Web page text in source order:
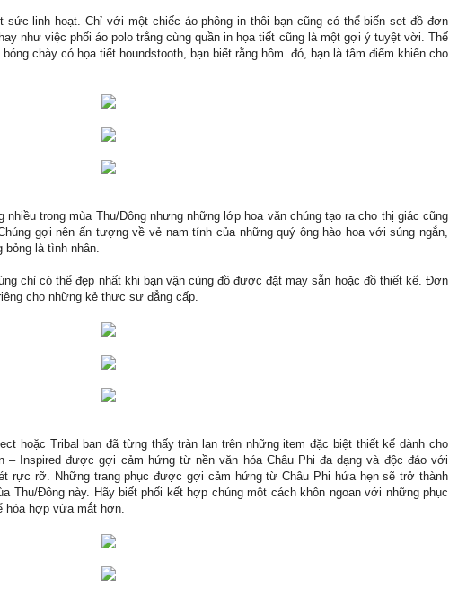
sức linh hoạt. Chỉ với một chiếc áo phông in thôi bạn cũng có thể biến set đồ đơn
như việc phối áo polo trắng cùng quần in họa tiết cũng là một gợi ý tuyệt vời. Thế
chày có họa tiết houndstooth, bạn biết rằng hôm đó, bạn là tâm điểm khiến cho
trong mùa Thu/Đông nhưng những lớp hoa văn chúng tạo ra cho thị giác cũng
gợi nên ấn tượng về vẻ nam tính của những quý ông hào hoa với súng ngắn,
bỏng là tình nhân.
chỉ có thể đẹp nhất khi bạn vận cùng đồ được đặt may sẵn hoặc đồ thiết kế. Đơn
cho những kẻ thực sự đẳng cấp.
hoặc Tribal bạn đã từng thấy tràn lan trên những item đặc biệt thiết kế dành cho
Inspired được gợi cảm hứng từ nền văn hóa Châu Phi đa dạng và độc đáo với
rực rỡ. Những trang phục được gợi cảm hứng từ Châu Phi hứa hẹn sẽ trở thành
Thu/Đông này. Hãy biết phối kết hợp chúng một cách khôn ngoan với những phục
hòa hợp vừa mắt hơn.